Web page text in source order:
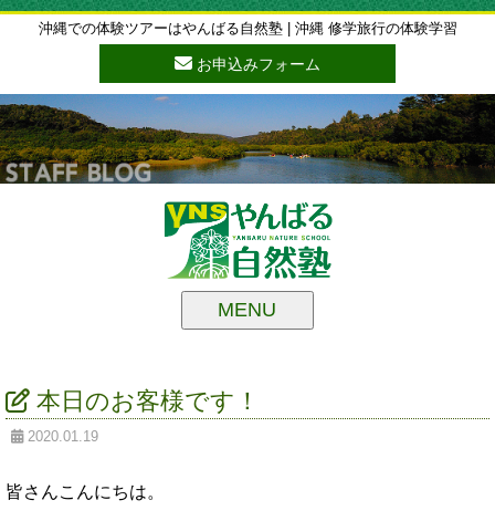
沖縄での体験ツアーはやんばる自然塾 | 沖縄 修学旅行の体験学習
お申込みフォーム
MENU
本日のお客様です！
2020.01.19
皆さんこんにちは。